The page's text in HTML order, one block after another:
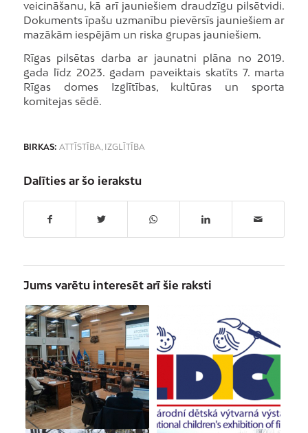
veicināšanu, kā arī jauniešiem draudzīgu pilsētvidi.
Dokuments īpašu uzmanību pievērsīs jauniešiem ar
mazākām iespējām un riska grupas jauniešiem.
Rīgas pilsētas darba ar jaunatni plāna no 2019.
gada līdz 2023. gadam paveiktais skatīts 7. marta
Rīgas domes Izglītības, kultūras un sporta
komitejas sēdē.
BIRKAS: ATTĪSTĪBA, IZGLĪTĪBA
Dalīties ar šo ierakstu
Jums varētu interesēt arī šie raksti